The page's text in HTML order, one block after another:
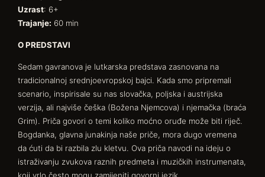
Uzrast: 6+
Trajanje: 60 min
O PREDSTAVI
Sedam gavranova je lutkarska predstava zasnovana na
tradicionalnoj srednjoevropskoj bajci. Kada smo pripremali
scenario, inspirisale su nas slovačka, poljska i austrijska
verzija, ali najviše češka (Božena Njemcova) i njemačka (braća
Grim). Priča govori o temi koliko moćno oruđe može biti riječ.
Bogdanka, glavna junakinja naše priče, mora dugo vremena
da ćuti da bi razbila zlu kletvu. Ova priča navodi na ideju o
istraživanju zvukova raznih predmeta i muzičkih instrumenata,
koji vrlo često mogu zamijeniti govorni jezik.